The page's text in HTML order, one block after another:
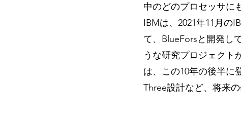
中のどのプロセッサに
IBMは、2021年11月の
て、BlueForsと開発し
うな研究プロジェクト
は、この10年の後半に
Three設計など、将来